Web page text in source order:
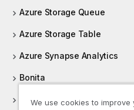
Azure Storage Queue
Azure Storage Table
Azure Synapse Analytics
Bonita
BoxWe use cookies to